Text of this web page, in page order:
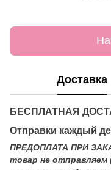
Доставка
БЕСПЛАТНАЯ
Отправки каждый
ПРЕДОПЛАТА ПРИ
товар не отправляем